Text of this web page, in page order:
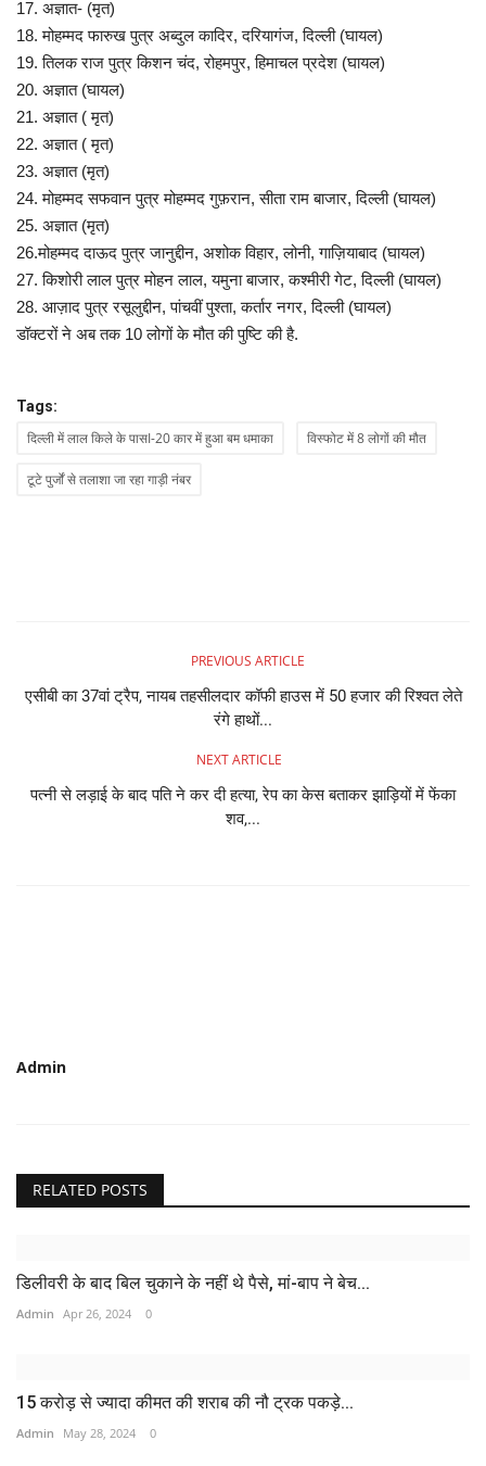
17. अज्ञात- (मृत)
18. मोहम्मद फारुख पुत्र अब्दुल कादिर, दरियागंज, दिल्ली (घायल)
19. तिलक राज पुत्र किशन चंद, रोहमपुर, हिमाचल प्रदेश (घायल)
20. अज्ञात (घायल)
21. अज्ञात ( मृत)
22. अज्ञात ( मृत)
23. अज्ञात (मृत)
24. मोहम्मद सफवान पुत्र मोहम्मद गुफ़रान, सीता राम बाजार, दिल्ली (घायल)
25. अज्ञात (मृत)
26.मोहम्मद दाऊद पुत्र जानुद्दीन, अशोक विहार, लोनी, गाज़ियाबाद (घायल)
27. किशोरी लाल पुत्र मोहन लाल, यमुना बाजार, कश्मीरी गेट, दिल्ली (घायल)
28. आज़ाद पुत्र रसूलुद्दीन, पांचवीं पुश्ता, कर्तार नगर, दिल्ली (घायल)
डॉक्टरों ने अब तक 10 लोगों के मौत की पुष्टि की है.
Tags:
दिल्ली में लाल किले के पासI-20 कार में हुआ बम धमाका विस्फोट में 8 लोगों की मौत
टूटे पुर्जों से तलाशा जा रहा गाड़ी नंबर
PREVIOUS ARTICLE
एसीबी का 37वां ट्रैप, नायब तहसीलदार कॉफी हाउस में 50 हजार की रिश्वत लेते
रंगे हाथों...
NEXT ARTICLE
पत्नी से लड़ाई के बाद पति ने कर दी हत्या, रेप का केस बताकर झाड़ियों में फेंका
शव,...
Admin
RELATED POSTS
डिलीवरी के बाद बिल चुकाने के नहीं थे पैसे, मां-बाप ने बेच...
Admin Apr 26, 2024 0
15 करोड़ से ज्यादा कीमत की शराब की नौ ट्रक पकड़े...
Admin May 28, 2024 0